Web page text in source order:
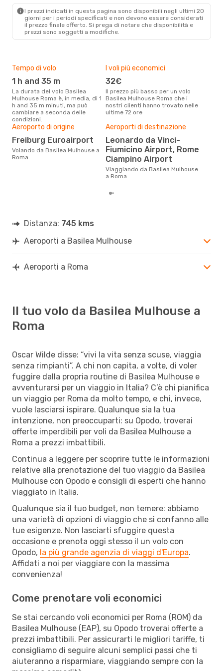
I prezzi indicati in questa pagina sono disponibili negli ultimi 20
giorni per i periodi specificati e non devono essere considerati
il ​​prezzo finale offerto. Si prega di notare che disponibilità e
prezzi sono soggetti a modifiche.
Tempo di volo
1 h and 35 m
La durata del volo Basilea
Mulhouse Roma è, in media, di 1
h and 35 m minuti, ma può
cambiare a seconda delle
condizioni.
I voli più economici
32€
Il prezzo più basso per un volo
Basilea Mulhouse Roma che i
nostri clienti hanno trovato nelle
ultime 72 ore
Aeroporto di origine
Freiburg Euroairport
Volando da Basilea Mulhouse a
Roma
Aeroporti di destinazione
Leonardo da Vinci-
Fiumicino Airport, Rome
Ciampino Airport
Viaggiando da Basilea Mulhouse
a Roma
Distanza: 745 kms
Aeroporti a Basilea Mulhouse
Aeroporti a Roma
Il tuo volo da Basilea Mulhouse a
Roma
Oscar Wilde disse: “vivi la vita senza scuse, viaggia
senza rimpianti”. A chi non capita, a volte, di voler
fuggire dalla propria routine di Basilea Mulhouse e
avventurarsi per un viaggio in Italia? C’è chi pianifica
un viaggio per Roma da molto tempo, e chi, invece,
vuole lasciarsi ispirare. Qualunque sia la tua
intenzione, non preoccuparti: su Opodo, troverai
offerte imperdibili per voli da Basilea Mulhouse a
Roma a prezzi imbattibili.
Continua a leggere per scoprire tutte le informazioni
relative alla prenotazione del tuo viaggio da Basilea
Mulhouse con Opodo e consigli di esperti che hanno
viaggiato in Italia.
Qualunque sia il tuo budget, non temere: abbiamo
una varietà di opzioni di viaggio che si confanno alle
tue esigenze. Non lasciarti sfuggire questa
occasione e prenota oggi stesso il un volo con
Opodo, la più grande agenzia di viaggi d'Europa.
Affidati a noi per viaggiare con la massima
convenienza!
Come prenotare voli economici
Se stai cercando voli economici per Roma (ROM) da
Basilea Mulhouse (EAP), su Opodo troverai offerte a
prezzi imbattibili. Per assicurarti le migliori tariffe, ti
consigliamo di seguire alcuni semplici passi che ti
aiuteranno a risparmiare, viaggiando sempre con la